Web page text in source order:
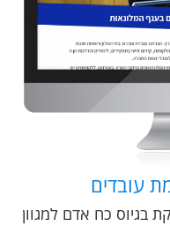
עובדים
בגיוס כח אדם למגוון